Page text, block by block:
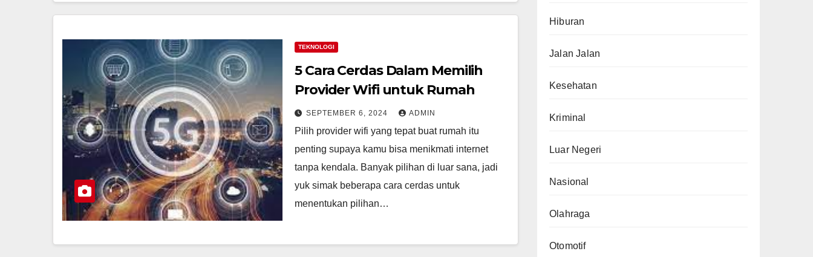
TEKNOLOGI
5 Cara Cerdas Dalam Memilih
Provider Wifi untuk Rumah
SEPTEMBER 6, 2024 ADMIN
Pilih provider wifi yang tepat buat rumah itu
penting supaya kamu bisa menikmati internet
tanpa kendala. Banyak pilihan di luar sana, jadi
yuk simak beberapa cara cerdas untuk
menentukan pilihan…
Hiburan
Jalan Jalan
Kesehatan
Kriminal
Luar Negeri
Nasional
Olahraga
Otomotif